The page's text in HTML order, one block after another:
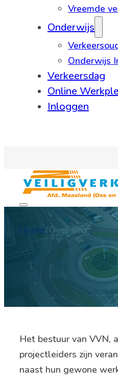
Vreemde
Onderwijs
Onderwijs
Verkeersdag
Online
Inloggen
Home/Over ons
Het bestuur van VVN,
projectleiders zijn
naast hun gewone